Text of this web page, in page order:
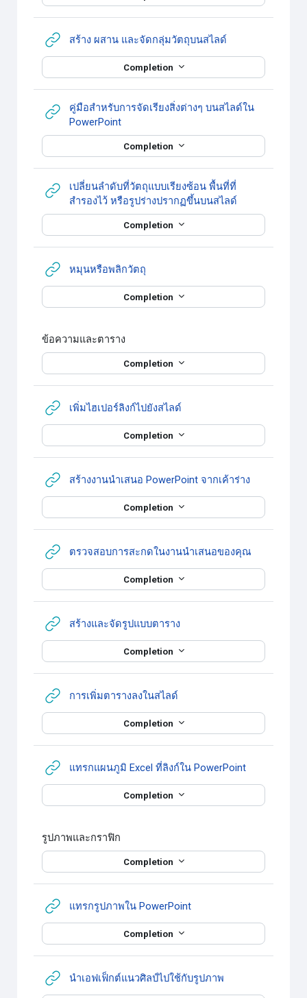
สร้าง ผสาน และจัดกลุ่มวัตถุบนสไลด์URL
Completion
คู่มือสำหรับการจัดเรียงสิ่งต่างๆ บนสไลด์ใน
PowerPointURL
Completion
เปลี่ยนลำดับที่วัตถุแบบเรียงซ้อน พื้นที่ที่
สำรองไว้ หรือรูปร่างปรากฏขึ้นบนสไลด์URL
Completion
หมุนหรือพลิกวัตถุ
Completion
Completion
ข้อความและตาราง
เพิ่มไฮเปอร์ลิงก์ไปยังสไลด์URL
Completion
สร้างงานนำเสนอ PowerPoint จากเค้าร่างURL
Completion
ตรวจสอบการสะกดในงานนำเสนอของคุณ
Completion
สร้างและจัดรูปแบบตารางURL
Completion
การเพิ่มตารางลงในสไลด์URL
Completion
แทรกแผนภูมิ Excel ที่ลิงก์ใน PowerPointURL
Completion
Completion
รูปภาพและกราฟิก
แทรกรูปภาพใน PowerPointURL
Completion
นำเอฟเฟ็กต์แนวศิลป์ไปใช้กับรูปภาพ